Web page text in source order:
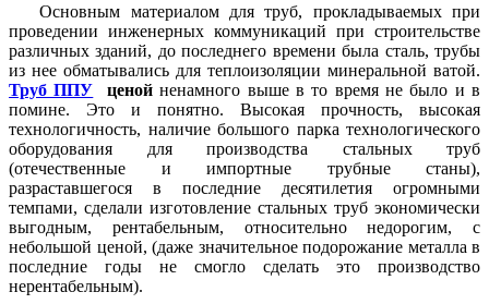
Основным материалом для труб, прокладываемых при
проведении инженерных коммуникаций при строительстве
различных зданий, до последнего времени была сталь, трубы
из нее обматывались для теплоизоляции минеральной ватой.
Труб ППУ ценой ненамного выше в то время не было и в
помине. Это и понятно. Высокая прочность, высокая
технологичность, наличие большого парка технологического
оборудования для производства стальных труб
(отечественные и импортные трубные станы),
разраставшегося в последние десятилетия огромными
темпами, сделали изготовление стальных труб экономически
выгодным, рентабельным, относительно недорогим, с
небольшой ценой, (даже значительное подорожание металла в
последние годы не смогло сделать это производство
нерентабельным).